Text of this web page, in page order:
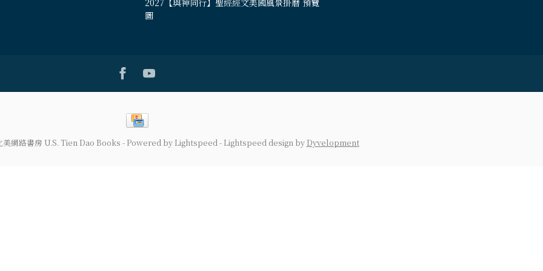
圖
網路書房 U.S. Tien Dao Books - Powered by Lightspeed - Lightspeed design by Dyvelopment